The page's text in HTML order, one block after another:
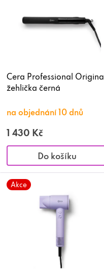
p
r
o
d
k
Cera Professional Original
žehlička černá
na objednání 10 dnů
1 430 Kč
Do košíku
Akce